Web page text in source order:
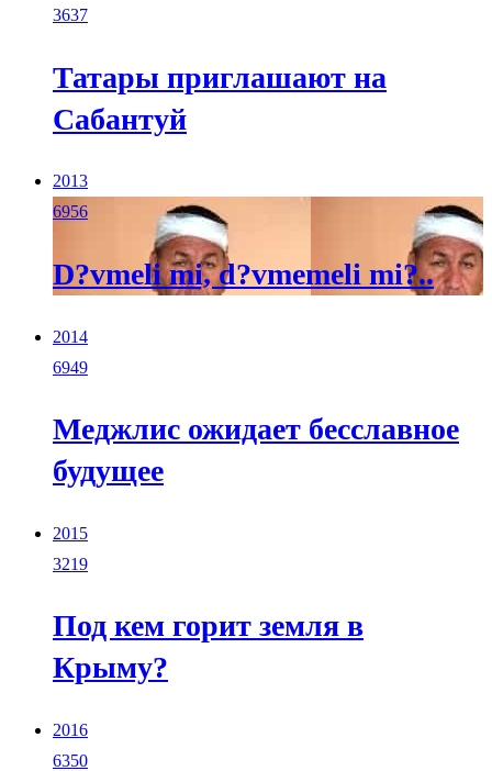
3637
Татары приглашают на
Сабантуй
2013
6956
D?vmeli mi, d?vmemeli mi?..
2014
6949
Меджлис ожидает бесславное
будущее
2015
3219
Под кем горит земля в
Крыму?
2016
6350